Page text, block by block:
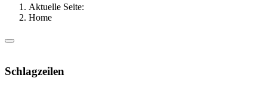
Aktuelle Seite:
Home
Schlagzeilen